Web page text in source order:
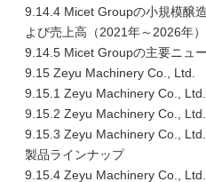
9.14.4 Micet Groupの小規模醸
よび売上高（2021年～2026年）
9.14.5 Micet Groupの主要ニュ
9.15 Zeyu Machinery Co., Ltd.
9.15.1 Zeyu Machinery Co.,
9.15.2 Zeyu Machinery Co.,
9.15.3 Zeyu Machinery Co.,
製品ラインナップ
9.15.4 Zeyu Machinery Co.,